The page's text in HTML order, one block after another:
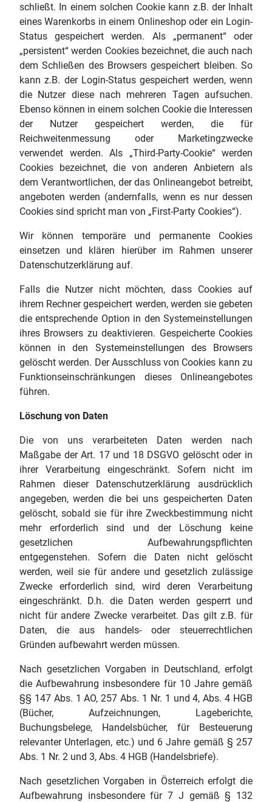
schließt. In einem solchen Cookie kann z.B. der Inhalt
eines Warenkorbs in einem Onlineshop oder ein Login-
Status gespeichert werden. Als „permanent“ oder
„persistent“ werden Cookies bezeichnet, die auch nach
dem Schließen des Browsers gespeichert bleiben. So
kann z.B. der Login-Status gespeichert werden, wenn
die Nutzer diese nach mehreren Tagen aufsuchen.
Ebenso können in einem solchen Cookie die Interessen
der Nutzer gespeichert werden, die für
Reichweitenmessung oder Marketingzwecke
verwendet werden. Als „Third-Party-Cookie“ werden
Cookies bezeichnet, die von anderen Anbietern als
dem Verantwortlichen, der das Onlineangebot betreibt,
angeboten werden (andernfalls, wenn es nur dessen
Cookies sind spricht man von „First-Party Cookies“).
Wir können temporäre und permanente Cookies
einsetzen und klären hierüber im Rahmen unserer
Datenschutzerklärung auf.
Falls die Nutzer nicht möchten, dass Cookies auf
ihrem Rechner gespeichert werden, werden sie gebeten
die entsprechende Option in den Systemeinstellungen
ihres Browsers zu deaktivieren. Gespeicherte Cookies
können in den Systemeinstellungen des Browsers
gelöscht werden. Der Ausschluss von Cookies kann zu
Funktionseinschränkungen dieses Onlineangebotes
führen.
Löschung von Daten
Die von uns verarbeiteten Daten werden nach
Maßgabe der Art. 17 und 18 DSGVO gelöscht oder in
ihrer Verarbeitung eingeschränkt. Sofern nicht im
Rahmen dieser Datenschutzerklärung ausdrücklich
angegeben, werden die bei uns gespeicherten Daten
gelöscht, sobald sie für ihre Zweckbestimmung nicht
mehr erforderlich sind und der Löschung keine
gesetzlichen Aufbewahrungspflichten
entgegenstehen. Sofern die Daten nicht gelöscht
werden, weil sie für andere und gesetzlich zulässige
Zwecke erforderlich sind, wird deren Verarbeitung
eingeschränkt. D.h. die Daten werden gesperrt und
nicht für andere Zwecke verarbeitet. Das gilt z.B. für
Daten, die aus handels- oder steuerrechtlichen
Gründen aufbewahrt werden müssen.
Nach gesetzlichen Vorgaben in Deutschland, erfolgt
die Aufbewahrung insbesondere für 10 Jahre gemäß
§§ 147 Abs. 1 AO, 257 Abs. 1 Nr. 1 und 4, Abs. 4 HGB
(Bücher, Aufzeichnungen, Lageberichte,
Buchungsbelege, Handelsbücher, für Besteuerung
relevanter Unterlagen, etc.) und 6 Jahre gemäß § 257
Abs. 1 Nr. 2 und 3, Abs. 4 HGB (Handelsbriefe).
Nach gesetzlichen Vorgaben in Österreich erfolgt die
Aufbewahrung insbesondere für 7 J gemäß § 132